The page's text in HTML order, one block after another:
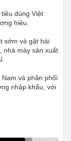
dùng Việt
hiệu.
nhà máy sản xuất
nhập khẩu, với